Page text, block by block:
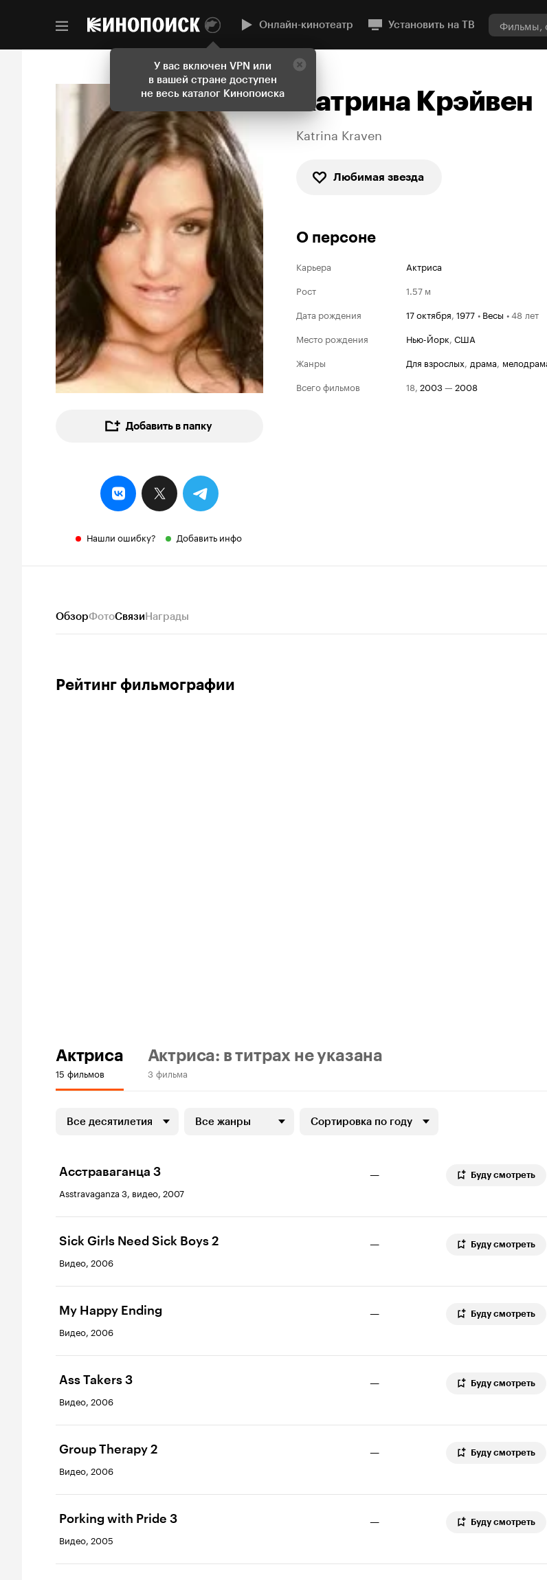
У вас включен VPN или
в вашей стране доступен
не весь каталог Кинопоиска
Онлайн-кинотеатр Установить на ТВ
Добавить в папку
Нашли ошибку? Добавить инфо
Катрина Крэйвен
Katrina Kraven
Любимая звезда
О персоне
Карьера
Актриса
Рост
1.57 м
Дата рождения
17 октября, 1977 • Весы •48 лет
Место рождения
Нью-Йорк, США
Жанры
для взрослых, драма,
Всего фильмов
18, 2003— 2008
ОбзорФотоСвязиНаграды
Рейтинг фильмографии
Актриса
15 фильмов
Актриса: в титрах не указана
3 фильма
Все десятилетия Все жанры Сортировка по году
Асстраваганца 3
Asstravaganza 3, видео, 2007
— Буду смотреть
Sick Girls Need Sick Boys 2
Видео, 2006
— Буду смотреть
My Happy Ending
Видео, 2006
— Буду смотреть
Ass Takers 3
Видео, 2006
— Буду смотреть
Group Therapy 2
Видео, 2006
— Буду смотреть
Porking with Pride 3
Видео, 2005
— Буду смотреть